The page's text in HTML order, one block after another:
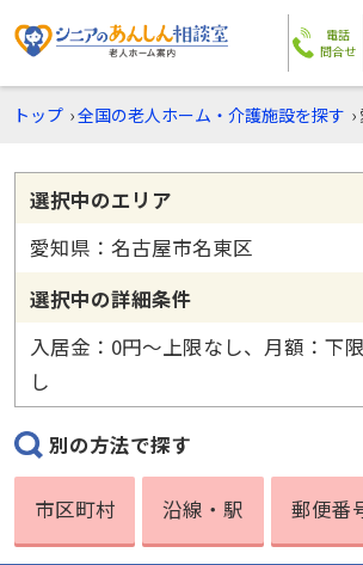
電話
問合せ
トップ ›全国の老人ホーム・介護施設を探す ›
選択中のエリア
愛知県：名古屋市名東区
選択中の詳細条件
入居金：0円〜上限なし、月額：下
し
別の方法で探す
市区町村 沿線・駅 郵便番